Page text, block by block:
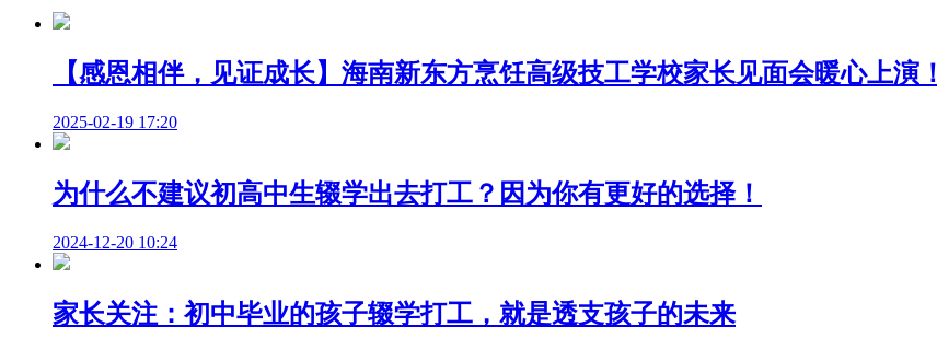
【感恩相伴，见证成长】海南新东方烹饪高级技工学校家长见面会暖心上演！
2025-02-19 17:20
为什么不建议初高中生辍学出去打工？因为你有更好的选择！
2024-12-20 10:24
家长关注：初中毕业的孩子辍学打工，就是透支孩子的未来